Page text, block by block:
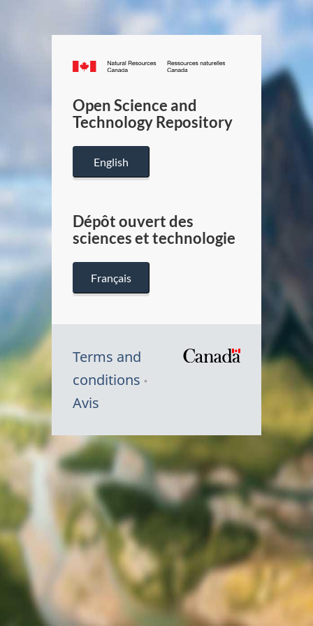
Canada.ca
/
Canada
Open Science and
Technology Repository
English
Dépôt ouvert des
sciences et technologie
Français
Terms and
conditions
Avis
Canada